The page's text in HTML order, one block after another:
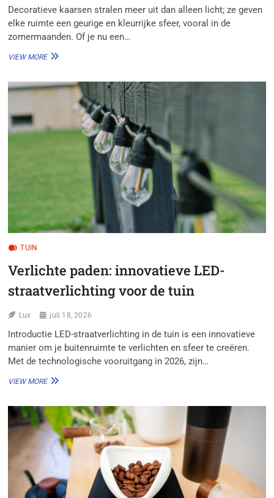
Decoratieve kaarsen stralen meer uit dan alleen licht; ze geven
elke ruimte een geurige en kleurrijke sfeer, vooral in de
zomermaanden. Of je nu een…
VIEW MOREDECORATIEVE
GEUREN
KLEUREN
ELKE
WOONRUIMTE
TUIN
Verlichte paden: innovatieve LED-
straatverlichting voor de tuin
Lux juli 18, 2026
Introductie LED-straatverlichting in de tuin is een innovatieve
manier om je buitenruimte te verlichten en sfeer te creëren.
Met de technologische vooruitgang in 2026, zijn…
VIEW MOREVERLICHTE
STRAATVERLICHTING
VOOR
DE
TUIN